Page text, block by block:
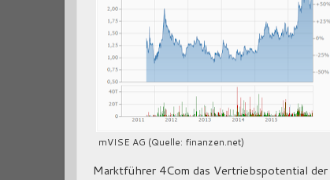
mVISE AG (Quelle: finanzen.net)
Marktführer 4Com das Vertriebspotential